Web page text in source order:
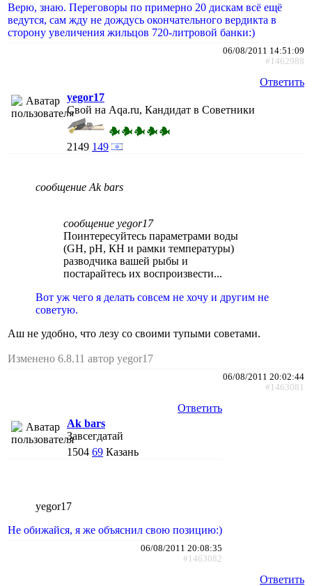
Верю, знаю. Переговоры по примерно 20 дискам всё ещё
ведутся, сам жду не дождусь окончательного вердикта в
сторону увеличения жильцов 720-литровой банки:)
06/08/2011 14:51:09
#1462988
Ответить
yegor17
Свой на Aqa.ru, Кандидат в Советники
2149 149
сообщение Ak bars
сообщение yegor17
Поинтересуйтесь параметрами воды
(GH, рН, КН и рамки температуры)
разводчика вашей рыбы и
постарайтесь их воспроизвести...
Вот уж чего я делать совсем не хочу и другим не
советую.
Аш не удобно, что лезу со своими тупыми советами.
Изменено 6.8.11 автор yegor17
06/08/2011 20:02:44
#1463081
Ответить
Ak bars
Завсегдатай
1504 69 Казань
yegor17
Не обижайся, я же объяснил свою позицию:)
06/08/2011 20:08:35
#1463082
Ответить